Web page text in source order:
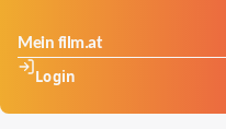
Mein film.at
Login